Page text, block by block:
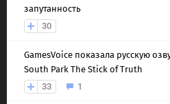
запутанность
30
GamesVoice показала русскую
South Park The Stick of Truth
33
1